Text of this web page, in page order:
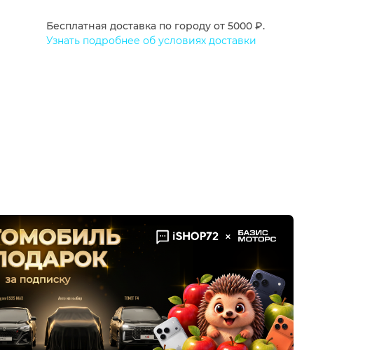
Бесплатная доставка по городу от 5000 ₽.
Узнать подробнее об условиях доставки